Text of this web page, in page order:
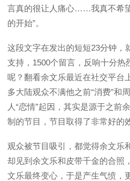
言真的很让人痛心……我真不希
的开始”。
这段文字在发出的短短23分钟，
支持，1500个留言，反响十分热
呢？翻看余文乐最近在社交平台
多大陆观众不满他之前“消费”和
人“恋情”起因，其实是源于之前
制的节目，节目取得了非常好的
观众被节目吸引，都觉得余文乐
却见到余文乐和皮带千金的合照
文乐最终变心，于是产生气愤，